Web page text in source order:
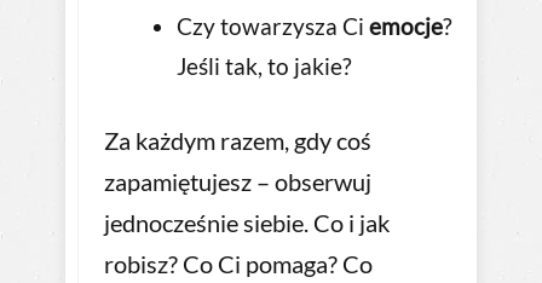
Czy towarzysza Ci emocje?
Jeśli tak, to jakie?
Za każdym razem, gdy coś
zapamiętujesz – obserwuj
jednocześnie siebie. Co i jak
robisz? Co Ci pomaga? Co